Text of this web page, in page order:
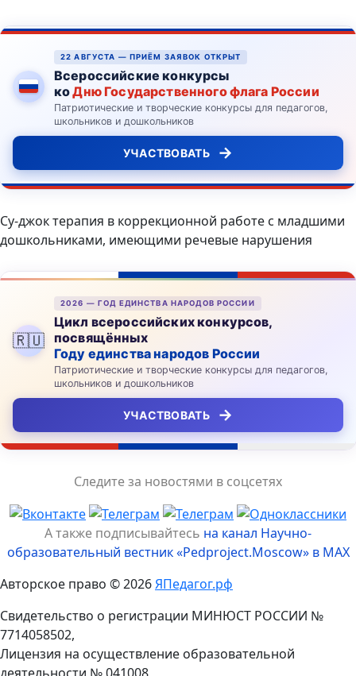
22 АВГУСТА — ПРИЁМ ЗАЯВОК ОТКРЫТ
Всероссийские конкурсы
коДню Государственного флага России
Патриотические и творческие конкурсы для педагогов,
школьников и дошкольников
УЧАСТВОВАТЬ →
Су-джок терапия в коррекционной работе с младшими
дошкольниками, имеющими речевые нарушения
🇷🇺
2026 — ГОД ЕДИНСТВА НАРОДОВ РОССИИ
Цикл всероссийских конкурсов,
посвящённых
Году единства народов России
Патриотические и творческие конкурсы для педагогов,
школьников и дошкольников
УЧАСТВОВАТЬ →
Следите за новостями в соцсетях
А также подписывайтесь на канал Научно-
образовательный вестник «Pedproject.Moscow» в MAX
Авторское право © 2026ЯПедагог.рф
Свидетельство о регистрации МИНЮСТ РОССИИ №
7714058502,
Лицензия на осуществление образовательной